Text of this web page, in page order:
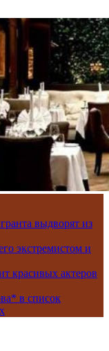
выдворят из
экстремистом и
красивых актеров
в список